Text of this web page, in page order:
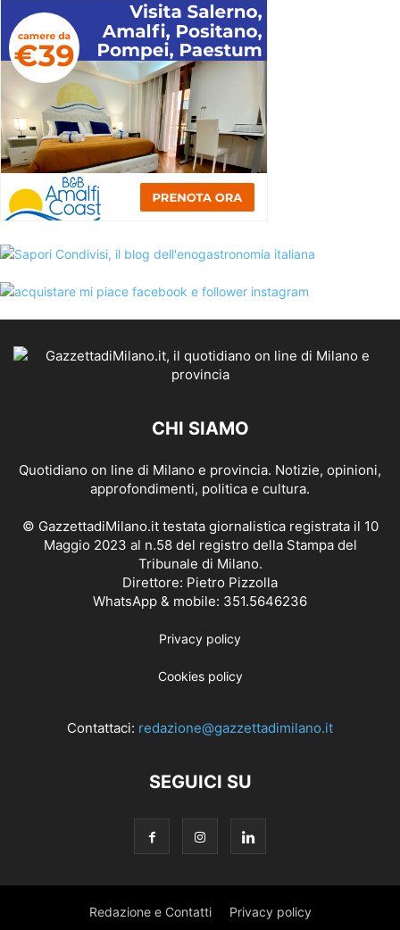
CHI SIAMO
Quotidiano on line di Milano e provincia. Notizie, opinioni,
approfondimenti, politica e cultura.
© GazzettadiMilano.it testata giornalistica registrata il 10
Maggio 2023 al n.58 del registro della Stampa del
Tribunale di Milano.
Direttore: Pietro Pizzolla
WhatsApp & mobile: 351.5646236
Privacy policy
Cookies policy
Contattaci: redazione@gazzettadimilano.it
SEGUICI SU
Redazione e Contatti Privacy policy